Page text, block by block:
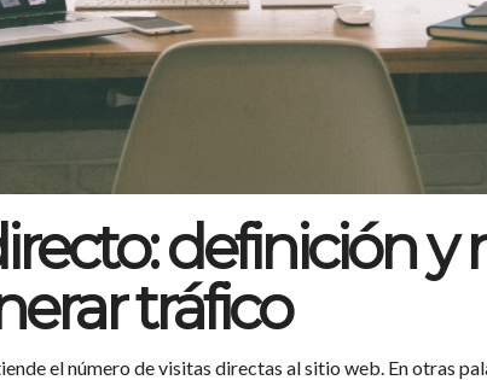
definición y
tráfico
el número de visitas directas al sitio web. En otras